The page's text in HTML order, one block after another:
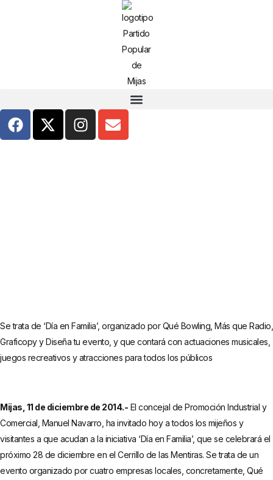
Se trata de ‘Día en Familia’, organizado por Qué Bowling, Más que Radio,
Graficopy y Diseña tu evento, y que contará con actuaciones musicales,
juegos recreativos y atracciones para todos los públicos
Mijas, 11 de diciembre de 2014.- El concejal de Promoción Industrial y
Comercial, Manuel Navarro, ha invitado hoy a todos los mijeños y
visitantes a que acudan a la iniciativa ‘Día en Familia’, que se celebrará el
próximo 28 de diciembre en el Cerrillo de las Mentiras. Se trata de un
evento organizado por cuatro empresas locales, concretamente, Qué